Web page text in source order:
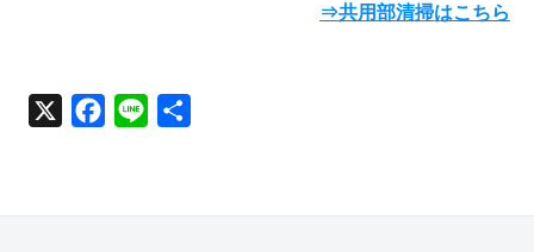
⇒共用部清掃はこちら